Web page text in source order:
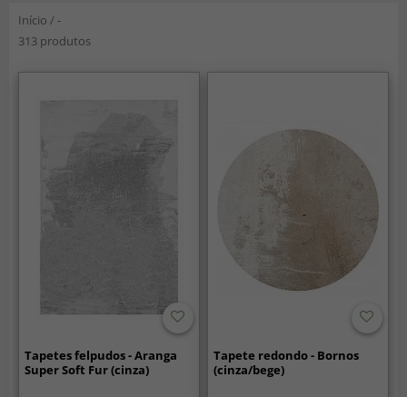
Início /-
313 produtos
Tapetes felpudos - Aranga
Super Soft Fur (cinza)
Tapete redondo - Bornos
(cinza/bege)